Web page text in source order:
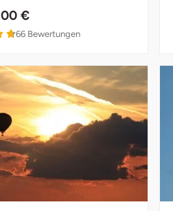
€
4.7 von 5
66 Bewertungen